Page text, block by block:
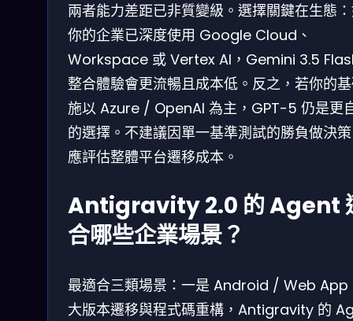
兩者能力差距已非質變級。選擇關鍵在生態
你的企業已深度使用 Google Cloud、
Workspace 或 Vertex AI，Gemini 3.5
整合體驗會更流暢且成本低。反之，若你的
施以 Azure / OpenAI 為主，GPT-5 仍是更
的選擇。不建議因單一基準測試的勝負做決
應評估整體平台遷移成本。
Antigravity 2.0 的 Agent
合哪些企業場景？
最適合三類場景：一是 Android / Web App
大版本遷移與程式碼重構，Antigravity 的